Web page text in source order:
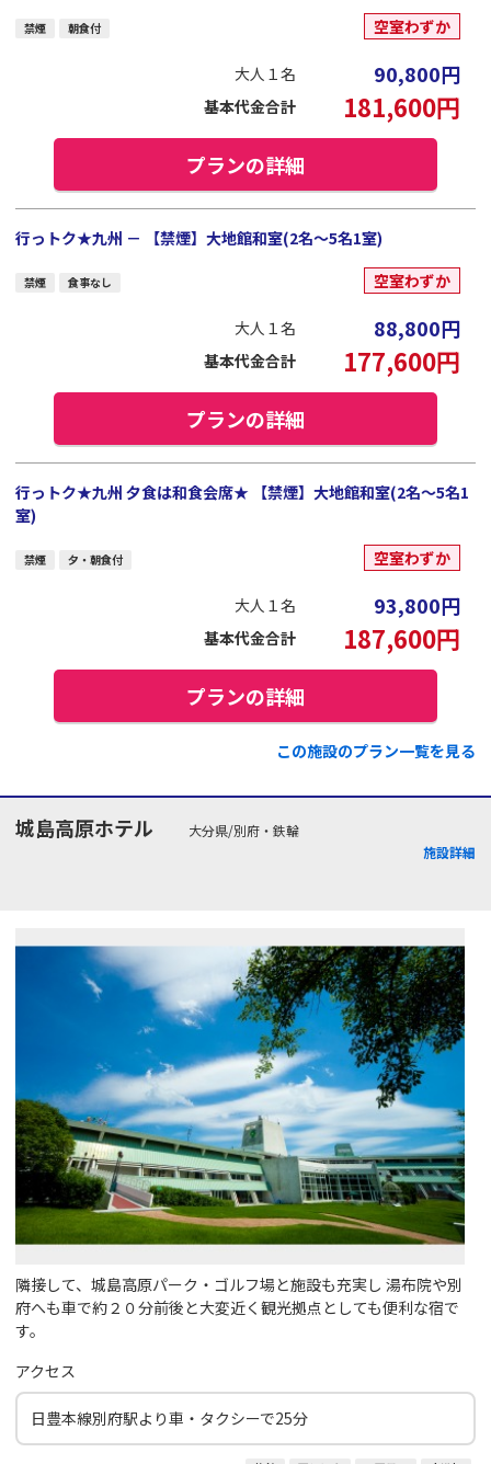
禁煙 朝食付 空室わずか
大人１名 90,800円
基本代金合計 181,600円
プランの詳細
行っトク★九州 － 【禁煙】大地館和室(2名～5名1室)
禁煙 食事なし 空室わずか
大人１名 88,800円
基本代金合計 177,600円
プランの詳細
行っトク★九州 夕食は和食会席★ 【禁煙】大地館和室(2名～5名1
室)
禁煙 夕・朝食付 空室わずか
大人１名 93,800円
基本代金合計 187,600円
プランの詳細
この施設のプラン一覧を見る
城島高原ホテル
大分県/別府・鉄輪
施設詳細
隣接して、城島高原パーク・ゴルフ場と施設も充実し 湯布院や別
府へも車で約２０分前後と大変近く観光拠点としても便利な宿で
す。
アクセス
日豊本線別府駅より車・タクシーで25分